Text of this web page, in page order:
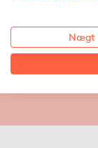
Nægt